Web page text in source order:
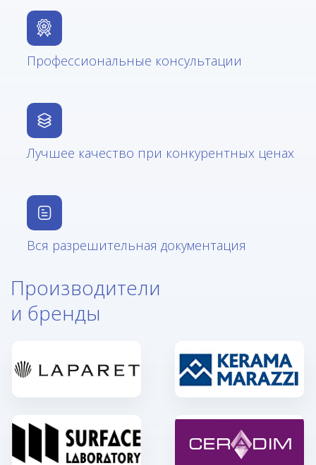
Профессиональные консультации
Лучшее качество при конкурентных ценах
Вся разрешительная документация
Производители
и бренды